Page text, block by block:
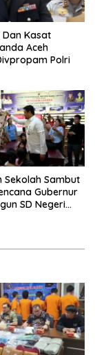
Kasat
Aceh
Polri
Sekolah Sambut
Gubernur
SD Negeri